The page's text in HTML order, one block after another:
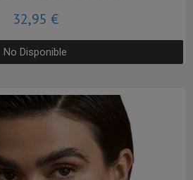
32,95 €
No Disponible